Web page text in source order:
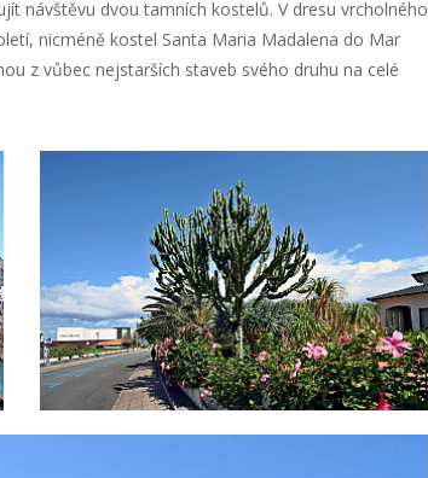
návštěvu dvou tamních kostelů. V dresu vrcholného
nicméně kostel Santa Maria Madalena do Mar
z vůbec nejstarších staveb svého druhu na celé